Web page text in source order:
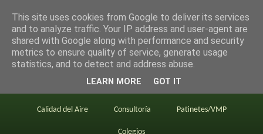
en bici por madrid
Este blog BiciMAD Primeros consejos
Calidad del Aire Consultoría Patinetes/VMP
Colegios
This site uses cookies from Google to deliver its services
and to analyze traffic. Your IP address and user-agent are
shared with Google along with performance and security
metrics to ensure quality of service, generate usage
statistics, and to detect and address abuse.
LEARN MORE GOT IT